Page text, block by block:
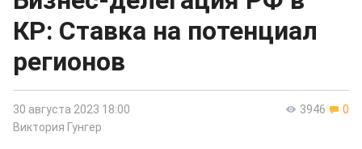
КР: Ставка на потенциал
регионов
3946 0
30 августа 2023 18:00
Виктория Гунгер